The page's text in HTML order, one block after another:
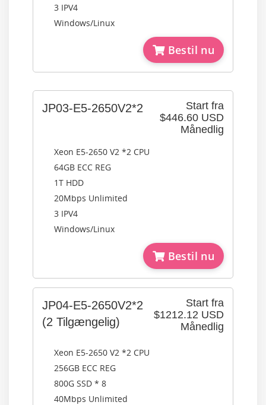
3 IPV4
Windows/Linux
Bestil nu
Start fra
$446.60 USD
Månedlig
JP03-E5-2650V2*2
Xeon E5-2650 V2 *2 CPU
64GB ECC REG
1T HDD
20Mbps Unlimited
3 IPV4
Windows/Linux
Bestil nu
Start fra
$1212.12 USD
Månedlig
JP04-E5-2650V2*2
(2 Tilgængelig)
Xeon E5-2650 V2 *2 CPU
256GB ECC REG
800G SSD * 8
40Mbps Unlimited